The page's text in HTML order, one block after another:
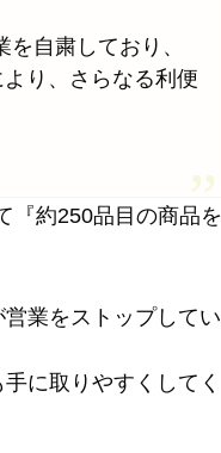
自粛しており、
り、さらなる利便
『約250品目の商品を
業をストップしてい
に取りやすくしてく